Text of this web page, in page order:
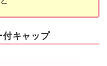
キャップ